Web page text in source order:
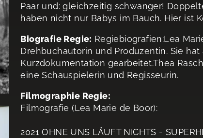
Paar und: gleichzeitig schwanger!
haben nicht nur Babys im Bauch. Hier ist
Biografie Regie: Regiebiografien:Lea
Drehbuchautorin und Produzentin. Sie
Kurzdokumentation gearbeitet.Thea
eine Schauspielerin und Regisseurin.
Filmographie Regie:
Filmografie (Lea Marie de Boor):
2021 OHNE UNS LÄUFT NICHTS -